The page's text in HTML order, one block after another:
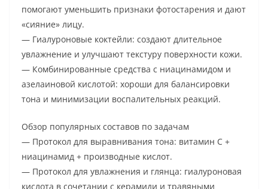
помогают уменьшить признаки фотостарения и дают
«сияние» лицу.
— Гиалуроновые коктейли: создают длительное
увлажнение и улучшают текстуру поверхности кожи.
— Комбинированные средства с ниацинамидом и
азелаиновой кислотой: хороши для балансировки
тона и минимизации воспалительных реакций.
Обзор популярных составов по задачам
— Протокол для выравнивания тона: витамин C +
ниацинамид + производные кислот.
— Протокол для увлажнения и глянца: гиалуроновая
кислота в сочетании с керамиди и травяными